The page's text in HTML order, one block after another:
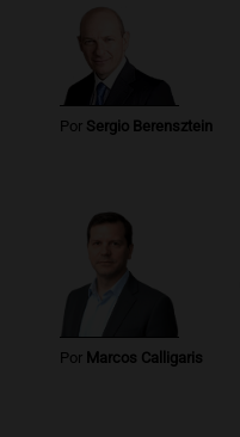
Por Sergio Berensztein
Por Marcos Calligaris